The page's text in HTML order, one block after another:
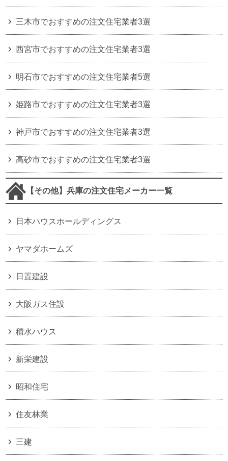
三木市でおすすめの注文住宅業者3選
西宮市でおすすめの注文住宅業者3選
明石市でおすすめの注文住宅業者5選
姫路市でおすすめの注文住宅業者3選
神戸市でおすすめの注文住宅業者3選
高砂市でおすすめの注文住宅業者3選
【その他】兵庫の注文住宅メーカー一覧
日本ハウスホールディングス
ヤマダホームズ
日置建設
大阪ガス住設
積水ハウス
新栄建設
昭和住宅
住友林業
三建